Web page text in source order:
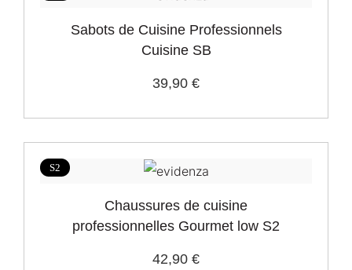
EVA / Caoutchouc
Taille
Sabots de Cuisine Professionnels
Cuisine SB
39,90 €
S2
Chaussures de cuisine
professionnelles Gourmet low S2
42,90 €